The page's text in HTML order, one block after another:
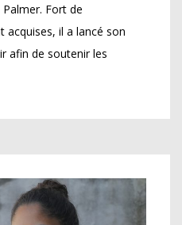
Fort de
acquises, il a lancé son
afin de soutenir les